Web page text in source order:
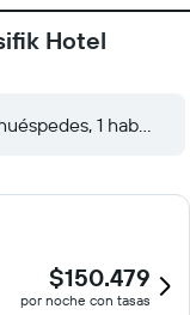
Hotel
1
$150.479
por noche con tasas